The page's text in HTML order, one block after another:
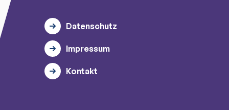
Datenschutz
Impressum
Kontakt